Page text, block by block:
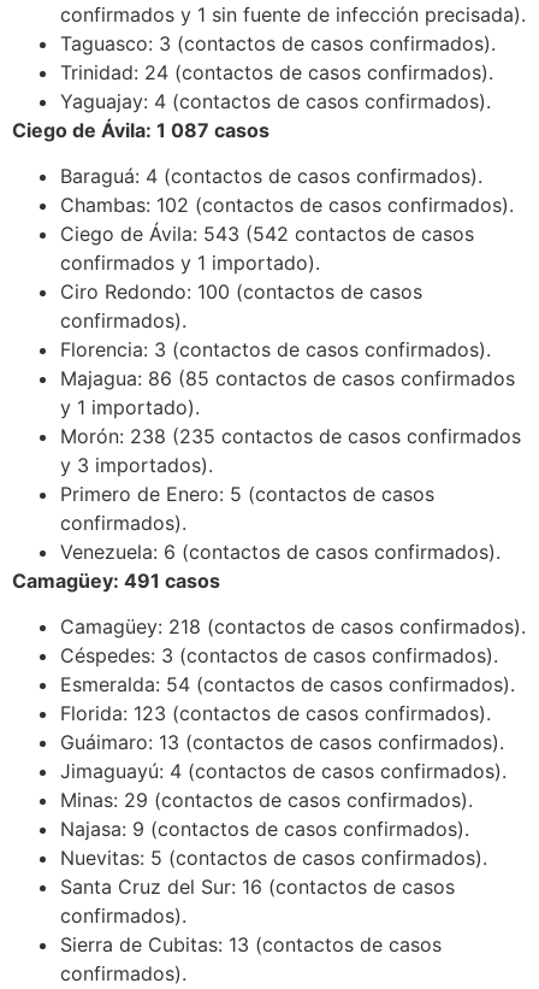
confirmados y 1 sin fuente de infección precisada).
Taguasco: 3 (contactos de casos confirmados).
Trinidad: 24 (contactos de casos confirmados).
Yaguajay: 4 (contactos de casos confirmados).
Ciego de Ávila: 1 087 casos
Baraguá: 4 (contactos de casos confirmados).
Chambas: 102 (contactos de casos confirmados).
Ciego de Ávila: 543 (542 contactos de casos
confirmados y 1 importado).
Ciro Redondo: 100 (contactos de casos
confirmados).
Florencia: 3 (contactos de casos confirmados).
Majagua: 86 (85 contactos de casos confirmados
y 1 importado).
Morón: 238 (235 contactos de casos confirmados
y 3 importados).
Primero de Enero: 5 (contactos de casos
confirmados).
Venezuela: 6 (contactos de casos confirmados).
Camagüey: 491 casos
Camagüey: 218 (contactos de casos confirmados).
Céspedes: 3 (contactos de casos confirmados).
Esmeralda: 54 (contactos de casos confirmados).
Florida: 123 (contactos de casos confirmados).
Guáimaro: 13 (contactos de casos confirmados).
Jimaguayú: 4 (contactos de casos confirmados).
Minas: 29 (contactos de casos confirmados).
Najasa: 9 (contactos de casos confirmados).
Nuevitas: 5 (contactos de casos confirmados).
Santa Cruz del Sur: 16 (contactos de casos
confirmados).
Sierra de Cubitas: 13 (contactos de casos
confirmados).